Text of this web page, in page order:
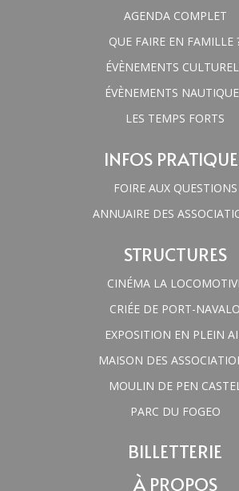
AGENDA COMPLET
QUE FAIRE EN FAMILLE
ÉVÈNEMENTS
ÉVÈNEMENTS
LES TEMPS FORTS
INFOS
FOIRE AUX QUESTIONS
ANNUAIRE DES
STRUCTURES
CINÉMA LA
CRIÉE DE PORT-NAVALO
EXPOSITION EN PLEIN
MAISON DES
MOULIN DE PEN
PARC DU FOGEO
BILLETTERIE
À PROPOS